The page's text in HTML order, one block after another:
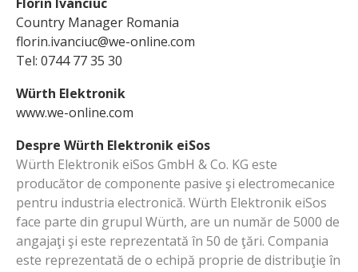
Country Manager Romania
florin.ivanciuc@we-online.com
Tel: 0744 77 35 30
Würth Elektronik
www.we-online.com
Despre Würth Elektronik eiSos
Würth Elektronik eiSos GmbH & Co. KG este
producător de componente pasive şi electromecanice
pentru industria electronică. Würth Elektronik eiSos
face parte din grupul Würth, are un număr de 5000 de
angajaţi şi este reprezentată în 50 de ţări. Compania
este reprezentată de o echipă proprie de distribuţie în